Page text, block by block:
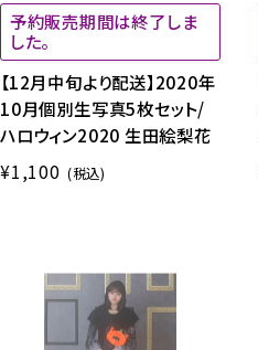
予約販売期間は終了しま
した。
【12月中旬より配送】2020年
10月個別生写真5枚セット/
ハロウィン2020 生田絵梨花
¥1,100 (税込)